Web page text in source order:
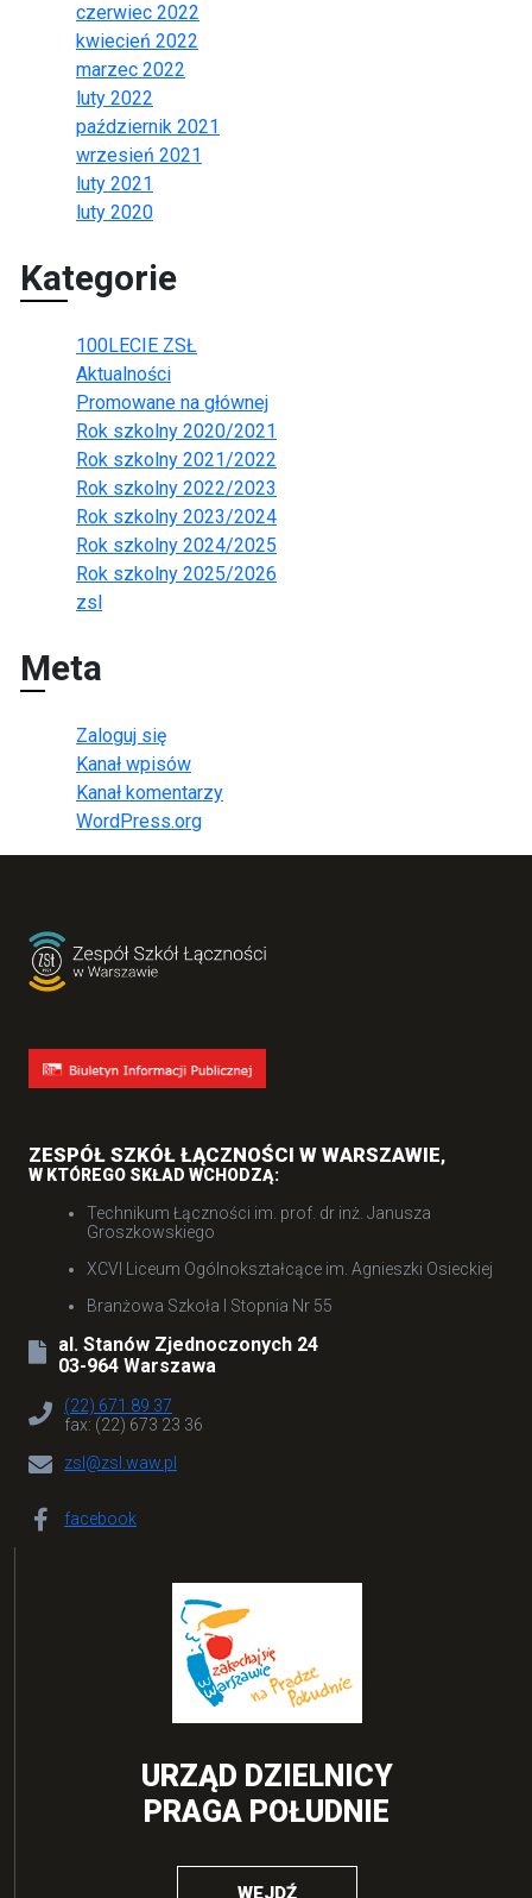
czerwiec 2022
kwiecień 2022
marzec 2022
luty 2022
październik 2021
wrzesień 2021
luty 2021
luty 2020
Kategorie
100LECIE ZSŁ
Aktualności
Promowane na głównej
Rok szkolny 2020/2021
Rok szkolny 2021/2022
Rok szkolny 2022/2023
Rok szkolny 2023/2024
Rok szkolny 2024/2025
Rok szkolny 2025/2026
zsl
Meta
Zaloguj się
Kanał wpisów
Kanał komentarzy
WordPress.org
ZESPÓŁ SZKÓŁ ŁĄCZNOŚCI W WARSZAWIE,
W KTÓREGO SKŁAD WCHODZĄ:
Technikum Łączności im. prof. dr inż. Janusza
Groszkowskiego
XCVI Liceum Ogólnokształcące im. Agnieszki Osieckiej
Branżowa Szkoła I Stopnia Nr 55
al. Stanów Zjednoczonych 24
03-964 Warszawa
(22) 671 89 37
fax: (22) 673 23 36
zsl@zsl.waw.pl
facebook
URZĄD DZIELNICY
PRAGA POŁUDNIE
WEJDŹ